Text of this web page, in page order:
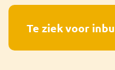
Te ziek voor